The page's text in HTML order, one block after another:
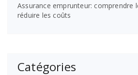
Assurance emprunteur: comprendre
réduire les coûts
Catégories